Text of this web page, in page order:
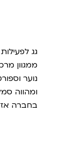
גג
ממגוון
נוער
ומהווה
בחברה